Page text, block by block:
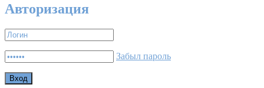
Авторизация
Забыл пароль